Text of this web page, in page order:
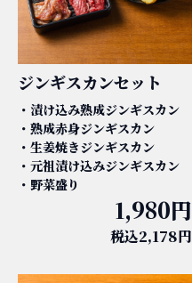
ジンギスカンセット
・漬け込み熟成ジンギスカン
・熟成赤身ジンギスカン
・生姜焼きジンギスカン
・元祖漬け込みジンギスカン
・野菜盛り
1,980円
税込2,178円